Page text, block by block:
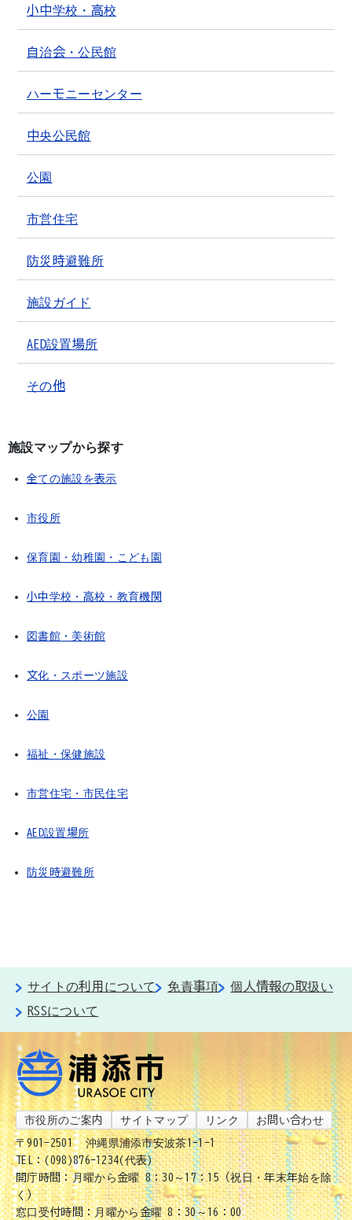
小中学校・高校
自治会・公民館
ハーモニーセンター
中央公民館
公園
市営住宅
防災時避難所
施設ガイド
AED設置場所
その他
施設マップから探す
全ての施設を表示
市役所
保育園・幼稚園・こども園
小中学校・高校・教育機関
図書館・美術館
文化・スポーツ施設
公園
福祉・保健施設
市営住宅・市民住宅
AED設置場所
防災時避難所
サイトの利用について 免責事項
個人情報の取扱い
RSSについて
市役所のご案内 サイトマップ リンク お問い合わせ
〒901-2501
沖縄県浦添市安波茶1-1-1
TEL：(098)876-1234(代表)
開庁時間：月曜から金曜 8：30～17：15（祝日・年末年始を除
く）
窓口受付時間：月曜から金曜 8：30～16：00